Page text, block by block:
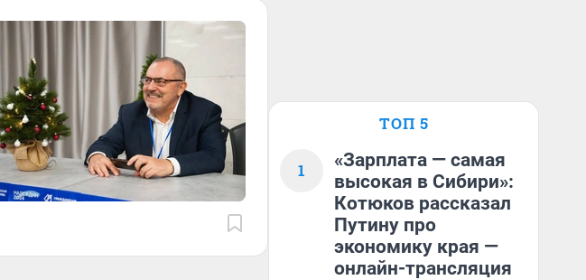
ТОП 5
1
«Зарплата — самая
высокая в Сибири»:
Котюков рассказал
Путину про
экономику края —
онлайн-трансляция